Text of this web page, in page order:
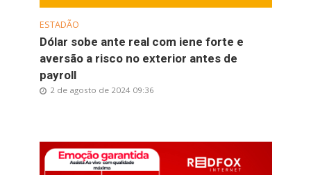
ESTADÃO
Dólar sobe ante real com iene forte e
aversão a risco no exterior antes de
payroll
2 de agosto de 2024 09:36